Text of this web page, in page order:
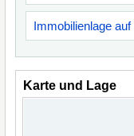
Immobilienlage
Karte und Lage